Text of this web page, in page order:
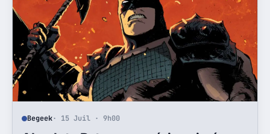
Begeek· 15 Juil · 9h00